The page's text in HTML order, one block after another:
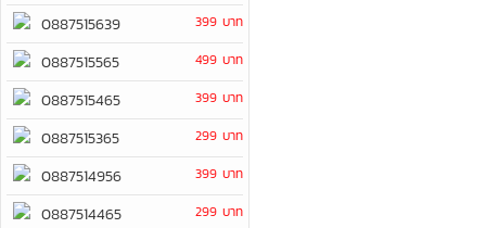
0887515639 399 บาท
0887515565 499 บาท
0887515465 399 บาท
0887515365 299 บาท
0887514956 399 บาท
0887514465 299 บาท